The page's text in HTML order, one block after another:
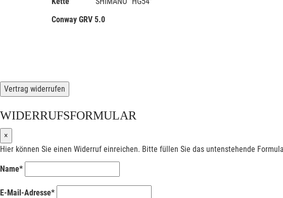
Conway GRV 5.0
Vertrag widerrufen
WIDERRUFSFORMULAR
×
Hier können Sie einen Widerruf einreichen. Bitte füllen Sie das untenstehende
Name*
E-Mail-Adresse*